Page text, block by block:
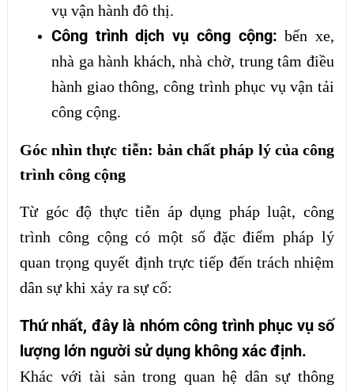
vụ vận hành đô thị.
Công trình dịch vụ công cộng: bến xe,
nhà ga hành khách, nhà chờ, trung tâm điều
hành giao thông, công trình phục vụ vận tải
công cộng.
Góc nhìn thực tiễn: bản chất pháp lý của công
trình công cộng
Từ góc độ thực tiễn áp dụng pháp luật, công
trình công cộng có một số đặc điểm pháp lý
quan trọng quyết định trực tiếp đến trách nhiệm
dân sự khi xảy ra sự cố:
Thứ nhất, đây là nhóm công trình phục vụ số
lượng lớn người sử dụng không xác định.
Khác với tài sản trong quan hệ dân sự thông